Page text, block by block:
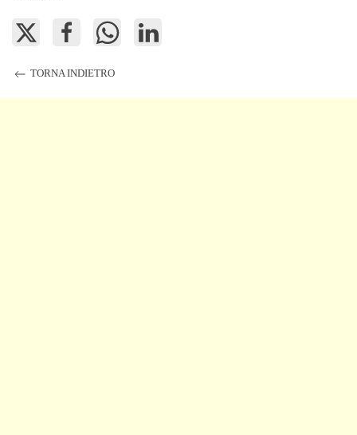
TORNA INDIETRO